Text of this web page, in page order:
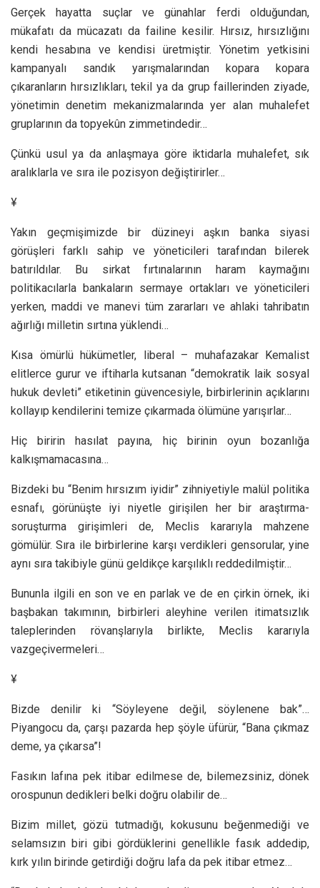
Gerçek hayatta suçlar ve günahlar ferdi olduğundan,
mükafatı da mücazatı da failine kesilir. Hırsız, hırsızlığını
kendi hesabına ve kendisi üretmiştir. Yönetim yetkisini
kampanyalı sandık yarışmalarından kopara kopara
çıkaranların hırsızlıkları, tekil ya da grup faillerinden ziyade,
yönetimin denetim mekanizmalarında yer alan muhalefet
gruplarının da topyekûn zimmetindedir…
Çünkü usul ya da anlaşmaya göre iktidarla muhalefet, sık
aralıklarla ve sıra ile pozisyon değiştirirler…
¥
Yakın geçmişimizde bir düzineyi aşkın banka siyasi
görüşleri farklı sahip ve yöneticileri tarafından bilerek
batırıldılar. Bu sirkat fırtınalarının haram kaymağını
politikacılarla bankaların sermaye ortakları ve yöneticileri
yerken, maddi ve manevi tüm zararları ve ahlaki tahribatın
ağırlığı milletin sırtına yüklendi…
Kısa ömürlü hükümetler, liberal – muhafazakar Kemalist
elitlerce gurur ve iftiharla kutsanan “demokratik laik sosyal
hukuk devleti” etiketinin güvencesiyle, birbirlerinin açıklarını
kollayıp kendilerini temize çıkarmada ölümüne yarışırlar…
Hiç biririn hasılat payına, hiç birinin oyun bozanlığa
kalkışmamacasına…
Bizdeki bu “Benim hırsızım iyidir” zihniyetiyle malül politika
esnafı, görünüşte iyi niyetle girişilen her bir araştırma-
soruşturma girişimleri de, Meclis kararıyla mahzene
gömülür. Sıra ile birbirlerine karşı verdikleri gensorular, yine
aynı sıra takibiyle günü geldikçe karşılıklı reddedilmiştir…
Bununla ilgili en son ve en parlak ve de en çirkin örnek, iki
başbakan takımının, birbirleri aleyhine verilen itimatsızlık
taleplerinden rövanşlarıyla birlikte, Meclis kararıyla
vazgeçivermeleri…
¥
Bizde denilir ki “Söyleyene değil, söylenene bak”…
Piyangocu da, çarşı pazarda hep şöyle üfürür, “Bana çıkmaz
deme, ya çıkarsa”!
Fasıkın lafına pek itibar edilmese de, bilemezsiniz, dönek
orospunun dedikleri belki doğru olabilir de…
Bizim millet, gözü tutmadığı, kokusunu beğenmediği ve
selamsızın biri gibi gördüklerini genellikle fasık addedip,
kırk yılın birinde getirdiği doğru lafa da pek itibar etmez…